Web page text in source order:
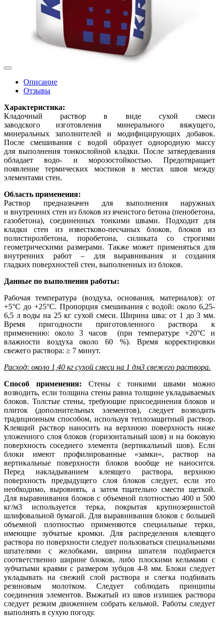
Описание
Отзывы
Характеристика:
Кладочный раствор в виде сухой смеси
заводского изготовления минерального вяжущего,
минеральных заполнителей и модифицирующих добавок.
После смешивания с водой образует однородную массу
для выполнения тонкослойной кладки. После затвердевания
обладает водо- и морозостойкостью. Предотвращает
появление термических мостиков в местах швов между
элементами стен.
Область применения:
Раствор предназначен для выполнения наружных
и внутренних стен из блоков из ячеистого бетона (пенобетона,
газобетона), соединенных тонкими швами. Подходит для
кладки стен из известково-песчаных блоков, блоков из
полистиролбетона, поробетона, силиката со строгими
геометрическими размерами. Также может применяться для
внутренних работ – для выравнивания и создания
гладких поверхностей стен, выполненных из блоков.
Данные по выполнения работы:
Рабочая температура (воздуха, основания, материалов): от
+5°C до +25°C. Пропорция смешивания с водой: около 6,25-
6,5 л воды на 25 кг сухой смеси. Ширина шва: от 1 до 3 мм.
Время пригодности приготовленного раствора к
применению: около 3 часов (при температуре +20°C и
влажности воздуха около 60 %). Время корректировки
свежего раствора: ≥ 7 минут.
Расход: около 1,40 кг сухой смеси на 1 дм3 свежего раствора.
Способ применения: Стены с тонкими швами можно
возводить, если толщина стены равна толщине укладываемых
блоков. Толстые стены, требующие присоединения блоков и
плиток (дополнительных элементов), следует возводить
традиционным способом, используя теплозащитный раствор.
Клеящий раствор наносить на верхнюю поверхность ниже
уложенного слоя блоков (горизонтальный шов) и на боковую
поверхность соседнего элемента (вертикальный шов). Если
блоки имеют профилированные «замки», раствор на
вертикальные поверхности блоков вообще не наносится.
Перед накладыванием клеящего раствора, верхнюю
поверхность предыдущего слоя блоков следует, если это
необходимо, выровнять, а затем тщательно смести щеткой.
Для выравнивания блоков с объемной плотностью 400 и 500
кг/м3 используется терка, покрытая крупнозернистой
шлифовальной бумагой. Для выравнивания блоков с большей
объемной плотностью применяются специальные терки,
имеющие зубчатые кромки. Для распределения клеящего
раствора по поверхности следует пользоваться специальными
шпателями с желобками, ширина шпателя подбирается
соответственно ширине блоков, либо плоскими кельмами с
зубчатыми краями с размером зубцов 4-8 мм. Блоки следует
укладывать на свежий слой раствора и слегка подбивать
резиновым молотком. Следует соблюдать принципы
соединения элементов. Выжатый из швов излишек раствора
следует резким движением собрать кельмой. Работы следует
выполнять в сухую погоду.